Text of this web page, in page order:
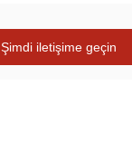
Şimdi iletişime geçin